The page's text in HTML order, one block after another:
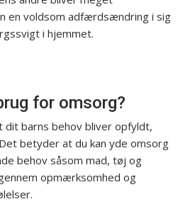
en voldsom adfærdsændring i sig
i hjemmet.
for omsorg?
dit barns behov bliver opfyldt,
betyder at du kan yde omsorg
behov såsom mad, tøj og
opmærksomhed og